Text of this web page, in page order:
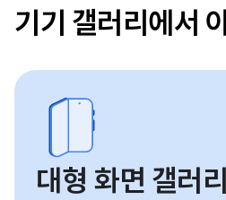
기기 갤러리에서
대형 화면 갤러리